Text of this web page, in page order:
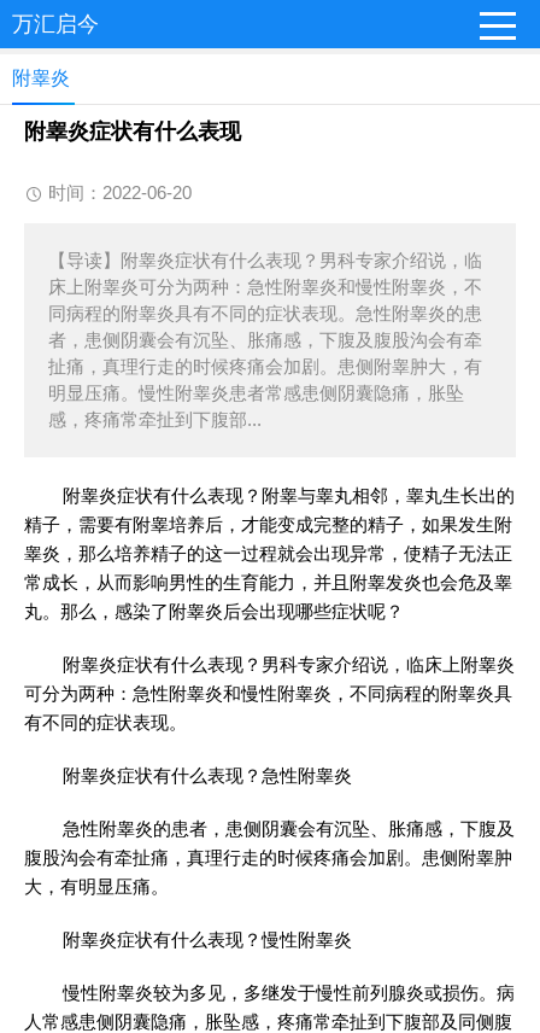
万汇启今
附睾炎
附睾炎症状有什么表现
时间：2022-06-20
【导读】附睾炎症状有什么表现？男科专家介绍说，临
床上附睾炎可分为两种：急性附睾炎和慢性附睾炎，不
同病程的附睾炎具有不同的症状表现。急性附睾炎的患
者，患侧阴囊会有沉坠、胀痛感，下腹及腹股沟会有牵
扯痛，真理行走的时候疼痛会加剧。患侧附睾肿大，有
明显压痛。慢性附睾炎患者常感患侧阴囊隐痛，胀坠
感，疼痛常牵扯到下腹部...
附睾炎症状有什么表现？附睾与睾丸相邻，睾丸生长出的
精子，需要有附睾培养后，才能变成完整的精子，如果发生附
睾炎，那么培养精子的这一过程就会出现异常，使精子无法正
常成长，从而影响男性的生育能力，并且附睾发炎也会危及睾
丸。那么，感染了附睾炎后会出现哪些症状呢？
附睾炎症状有什么表现？男科专家介绍说，临床上附睾炎
可分为两种：急性附睾炎和慢性附睾炎，不同病程的附睾炎具
有不同的症状表现。
附睾炎症状有什么表现？急性附睾炎
急性附睾炎的患者，患侧阴囊会有沉坠、胀痛感，下腹及
腹股沟会有牵扯痛，真理行走的时候疼痛会加剧。患侧附睾肿
大，有明显压痛。
附睾炎症状有什么表现？慢性附睾炎
慢性附睾炎较为多见，多继发于慢性前列腺炎或损伤。病
人常感患侧阴囊隐痛，胀坠感，疼痛常牵扯到下腹部及同侧腹